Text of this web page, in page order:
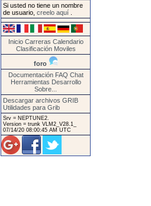
Si usted no tiene un nombre
de usuario, creelo aquí
Inicio Carreras Calendario
Clasificación Moviles
foro
Documentación FAQ Chat
Herramientas Desarrollo
Sobre...
Descargar archivos GRIB
Utilidades para Grib
Srv = NEPTUNE2.
Version = trunk VLM2_V28.1_
07/14/20 08:00:45 AM UTC